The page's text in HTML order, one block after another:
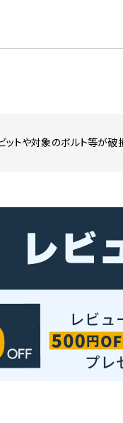
ットや対象のボルト等が破